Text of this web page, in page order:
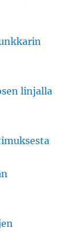
linjalla